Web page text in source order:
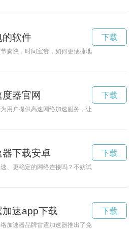
的软件
奏快，时间宝贵，如何更便捷地下载加速充电
下载
器官网
用户提供高速网络加速服务，让上网体验更加
下载
下载安卓
、更稳定的网络连接吗？不妨试试下载溜溜加
下载
加速app下载
加速器品牌雷霆加速器推出了免费赠送活动，
下载